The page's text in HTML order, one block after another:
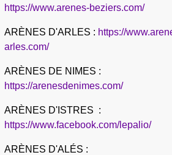
https://www.arenes-beziers.com/
ARÈNES D'ARLES : https://
arles.com/
ARÈNES DE NIMES :
https://arenesdenimes.com/
ARÈNES D'ISTRES :
https://www.facebook.com/lepalio/
ARÈNES D'ALÉS :